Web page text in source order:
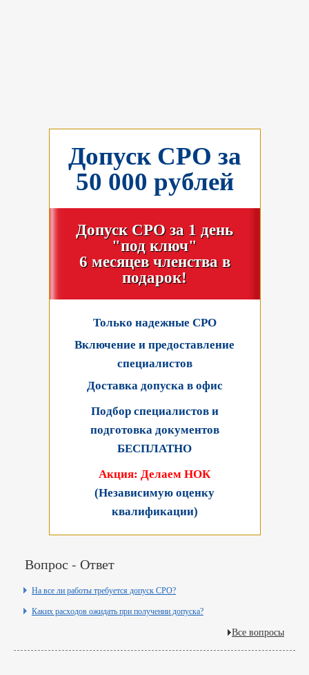
Допуск СРО за
50 000 рублей
Допуск СРО за 1 день
"под ключ"
6 месяцев членства в
подарок!
Только надежные СРО
Включение и предоставление
специалистов
Доставка допуска в офис
Подбор специалистов и
подготовка документов
БЕСПЛАТНО
Акция: Делаем НОК
(Независимую оценку
квалификации)
Вопрос - Ответ
На все ли работы требуется допуск СРО?
Каких расходов ожидать при получении допуска?
Все вопросы